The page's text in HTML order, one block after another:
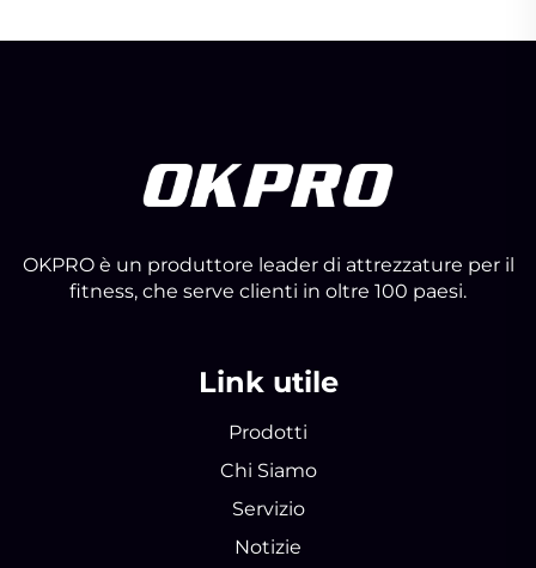
OKPRO è un produttore leader di attrezzature per il
fitness, che serve clienti in oltre 100 paesi.
Link utile
Prodotti
Chi Siamo
Servizio
Notizie